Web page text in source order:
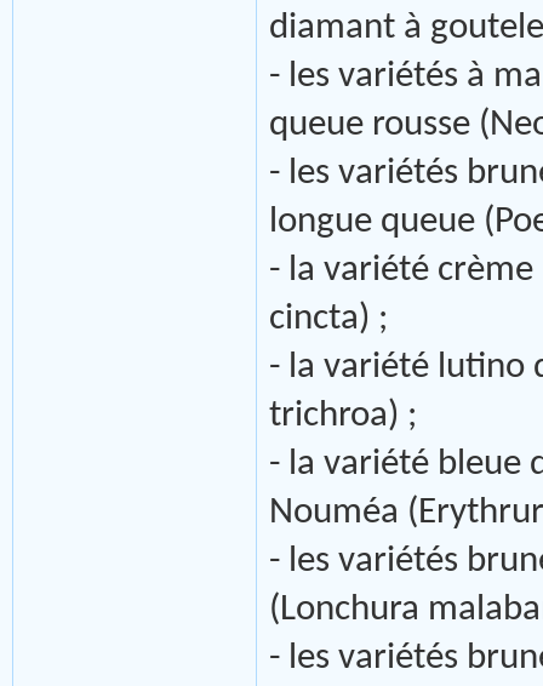
diamant à
- les variétés à
queue rousse
- les variétés
longue queue
- la variété
cincta) ;
- la variété lutino
trichroa) ;
- la variété bleue
Nouméa
- les variétés
(Lonchura
- les variétés